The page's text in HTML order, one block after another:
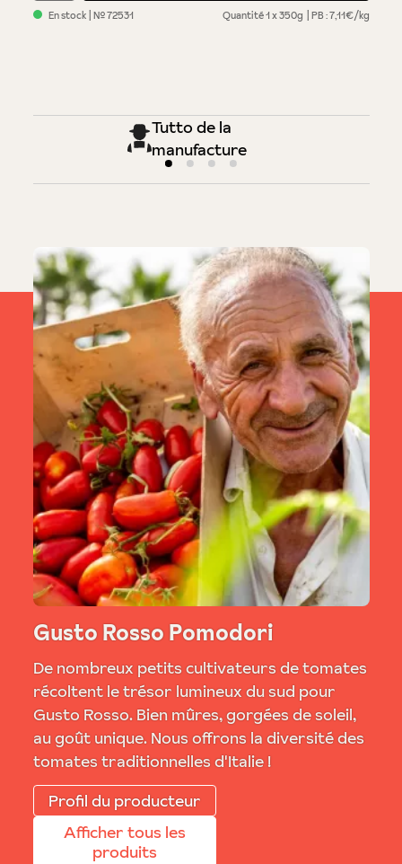
En stock | №72531 Quantité1 x 350g PB : 7,11€/kg
Tutto de la
manufacture
Gusto Rosso Pomodori
De nombreux petits cultivateurs de tomates
récoltent le trésor lumineux du sud pour
Gusto Rosso. Bien mûres, gorgées de soleil,
au goût unique. Nous offrons la diversité des
tomates traditionnelles d'Italie !
Profil du producteur
Afficher tous les
produits